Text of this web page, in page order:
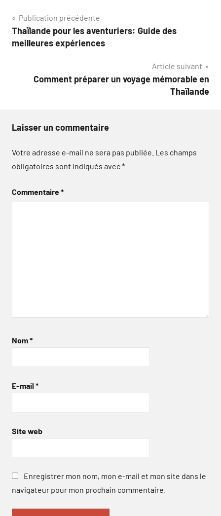
Navigation
de
Publication précédente
Thaïlande pour les aventuriers: Guide des
meilleures expériences
Article suivant
Comment préparer un voyage mémorable en
Thaïlande
Laisser un commentaire
Votre adresse e-mail ne sera pas publiée. Les champs
obligatoires sont indiqués avec*
Commentaire*
Nom*
E-mail *
Site web
Enregistrer mon nom, mon e-mail et mon site dans le
navigateur pour mon prochain commentaire.